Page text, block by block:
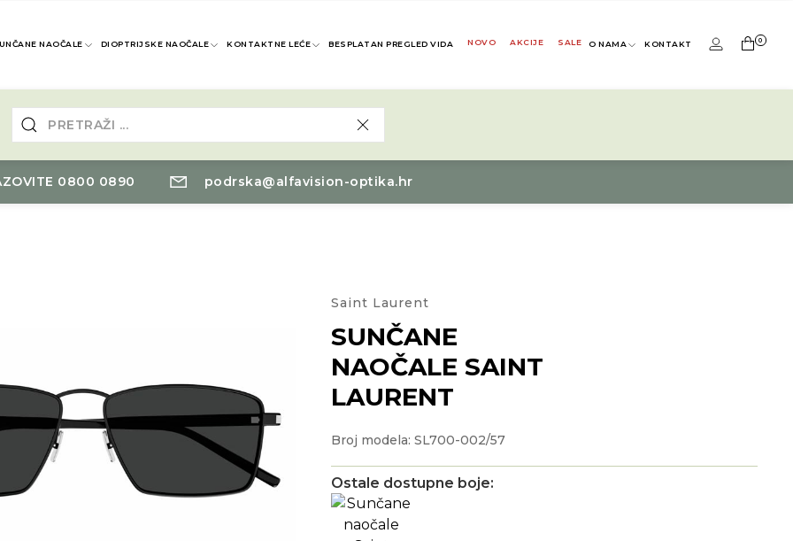
NAOČALE DIOPTRIJSKE NAOČALE KONTAKTNE LEĆE BESPLATAN PREGLED VIDA NOVO AKCIJE SALE O NAMA KONTAKT 0
0800 0890 podrska@alfavision-optika.hr
Saint Laurent
SUNČANE
NAOČALE SAINT
LAURENT
Broj modela: SL700-002/57
Ostale dostupne boje: